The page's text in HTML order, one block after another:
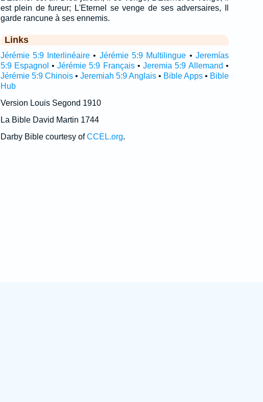
est plein de fureur; L'Eternel se venge de ses adversaires, Il
garde rancune à ses ennemis.
Links
Jérémie 5:9 Interlinéaire • Jérémie 5:9 Multilingue • Jeremías
5:9 Espagnol •Jérémie 5:9 Français•Jeremia 5:9 Allemand •
Jérémie 5:9 Chinois• Jeremiah 5:9 Anglais• Bible Apps• Bible
Hub
Version Louis Segond 1910
La Bible David Martin 1744
Darby Bible courtesy ofCCEL.org.